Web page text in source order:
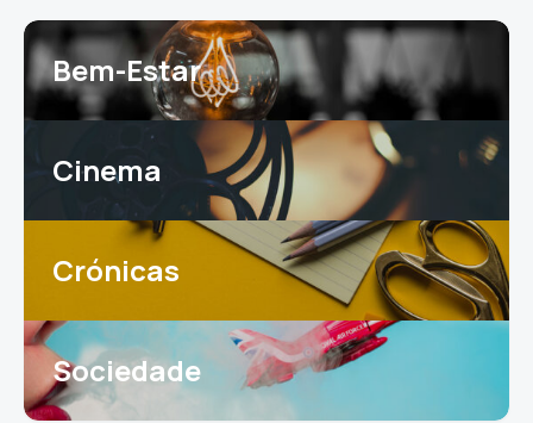
Bem-Estar
Cinema
Crónicas
Sociedade